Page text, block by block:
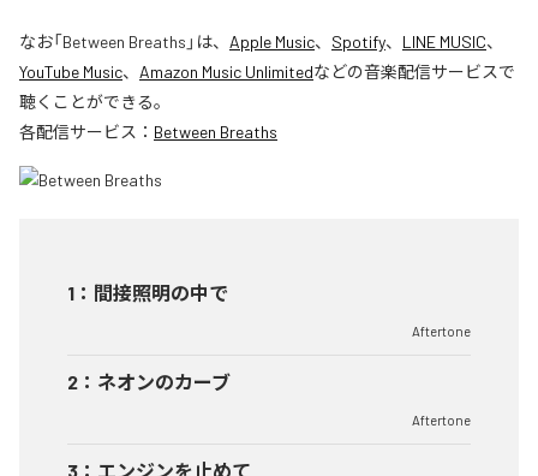
なお「Between Breaths 」は、 Apple Music、 Spotify、 LINE MUSIC、
YouTube Music、 Amazon Music Unlimitedなどの音楽配信サービスで
聴くことができる。
各配信サービス： Between Breaths
1 ： 間接照明の中で
Aftertone
2 ： ネオンのカーブ
Aftertone
3 ： エンジンを止めて